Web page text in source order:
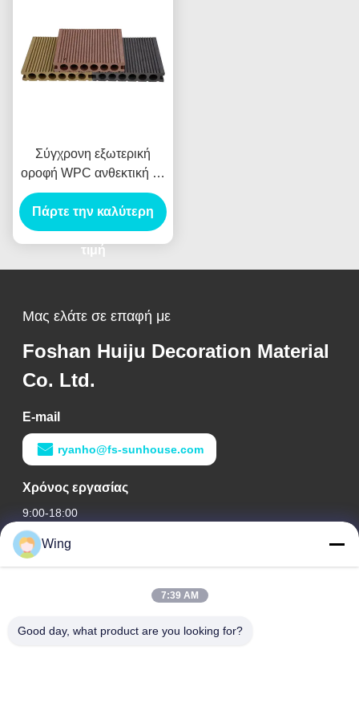
Σύγχρονη εξωτερική
οροφή WPC ανθεκτική σε
γρατζουνιές σύνθετη
οροφή για κήπους
βεράντες μονοπάτια
αδιάβροχα αντιστροφή
ομαλή βούρτσωση
Πάρτε την καλύτερη
τιμή
Μας ελάτε σε επαφή με
Foshan Huiju Decoration Material
Co. Ltd.
E-mail
ryanho@fs-sunhouse.com
Χρόνος εργασίας
9:00-18:00
Η διεύθυνσή μας
Διεθνές κτήριο Weiye, δρόμος Yixian, κωμόπολη του Δαλιού,
Wing
7:39 AM
Good day, what product are you looking for?